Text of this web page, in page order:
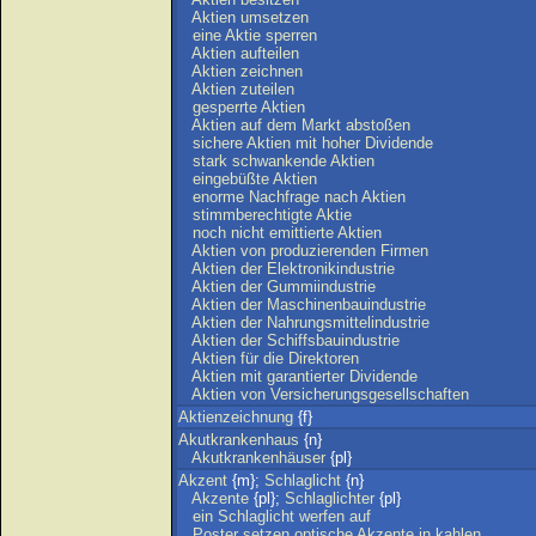
Aktien umsetzen
eine Aktie sperren
Aktien aufteilen
Aktien zeichnen
Aktien zuteilen
gesperrte Aktien
Aktien auf dem Markt abstoßen
sichere Aktien mit hoher Dividende
stark schwankende Aktien
eingebüßte Aktien
enorme Nachfrage nach Aktien
stimmberechtigte Aktie
noch nicht emittierte Aktien
Aktien von produzierenden Firmen
Aktien der Elektronikindustrie
Aktien der Gummiindustrie
Aktien der Maschinenbauindustrie
Aktien der Nahrungsmittelindustrie
Aktien der Schiffsbauindustrie
Aktien für die Direktoren
Aktien mit garantierter Dividende
Aktien von Versicherungsgesellschaften
Aktienzeichnung {f}
Akutkrankenhaus {n}
Akutkrankenhäuser {pl}
Akzent {m}; Schlaglicht {n}
Akzente {pl}; Schlaglichter {pl}
ein Schlaglicht werfen auf